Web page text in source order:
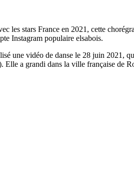
les stars France en 2021, cette
Instagram populaire elsabois.
une vidéo de danse le 28 juin 2021,
a grandi dans la ville française de